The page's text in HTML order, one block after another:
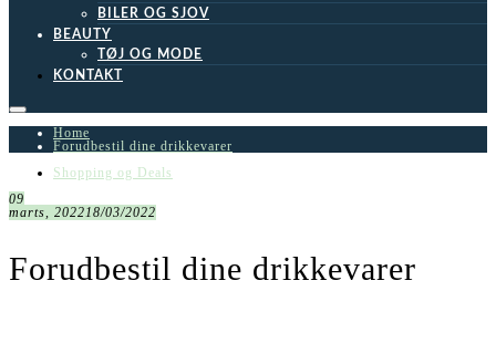
BILER OG SJOV
BEAUTY
TØJ OG MODE
KONTAKT
Home
Forudbestil dine drikkevarer
Shopping og Deals
09
marts, 202218/03/2022
Forudbestil dine drikkevarer